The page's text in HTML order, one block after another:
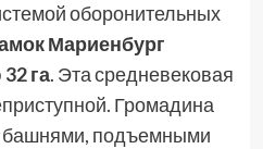
оборонительных
Мариенбург
32 га. Эта средневековая
Громадина
башнями, подъемными